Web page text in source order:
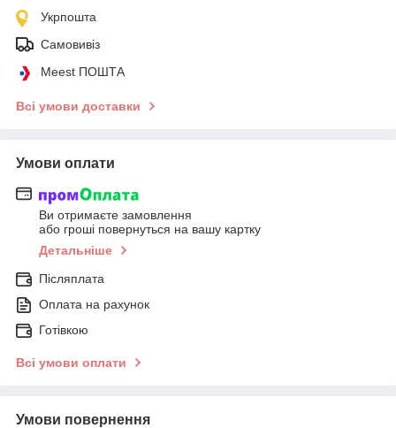
Укрпошта
Самовивіз
Meest ПОШТА
Всі умови доставки
Умови оплати
Ви отримаєте замовлення
або гроші повернуться на вашу картку
Детальніше
Післяплата
Оплата на рахунок
Готівкою
Всі умови оплати
Умови повернення